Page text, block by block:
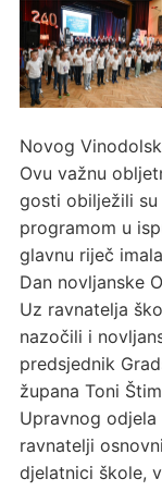
Novog
Ovu važnu
gosti obilježili
programom u
glavnu riječ
Dan novljanske
Uz ravnatelja
nazočili i
predsjednik
župana Toni
Upravnog
ravnatelji
djelatnici škole,